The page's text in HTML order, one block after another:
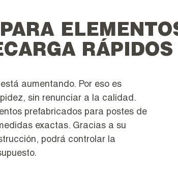
aumentando. Por eso es
sin renunciar a la calidad.
prefabricados para postes de
exactas. Gracias a su
podrá controlar la